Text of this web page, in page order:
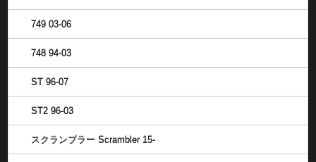
749 03-06
748 94-03
ST 96-07
ST2 96-03
スクランブラー Scrambler 15-